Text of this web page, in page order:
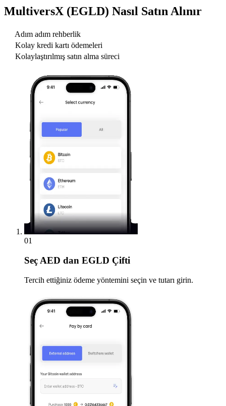
MultiversX (EGLD) Nasıl Satın Alınır
Adım adım rehberlik
Kolay kredi kartı ödemeleri
Kolaylaştırılmış satın alma süreci
01
Seç AED dan EGLD Çifti
Tercih ettiğiniz ödeme yöntemini seçin ve tutarı girin.